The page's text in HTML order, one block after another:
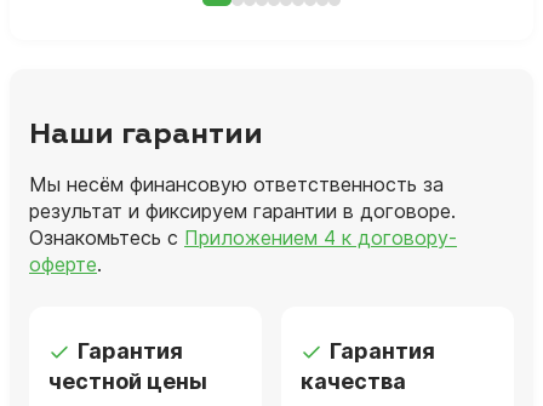
Наши гарантии
Мы несём финансовую ответственность за
результат и фиксируем гарантии в договоре.
Ознакомьтесь с Приложением 4 к договору-
оферте.
Гарантия
честной цены
Гарантия
качества